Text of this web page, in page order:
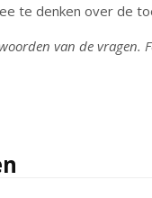
te denken over de
van de vragen.